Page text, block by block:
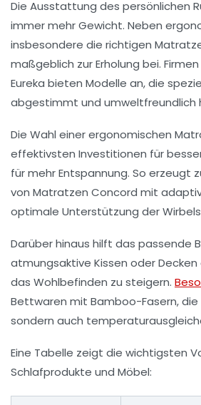
Die Ausstattung des persönlichen
immer mehr Gewicht. Neben
insbesondere die richtigen
maßgeblich zur Erholung bei.
Eureka bieten Modelle an, die
abgestimmt und umweltfreundlich
Die Wahl einer ergonomischen
effektivsten Investitionen für
für mehr Entspannung. So erzeugt
von Matratzen Concord mit
optimale Unterstützung der
Darüber hinaus hilft das passende
atmungsaktive Kissen oder
das Wohlbefinden zu steigern.
Bettwaren mit Bamboo-Fasern,
sondern auch
Eine Tabelle zeigt die wichtigsten
Schlafprodukte und Möbel: